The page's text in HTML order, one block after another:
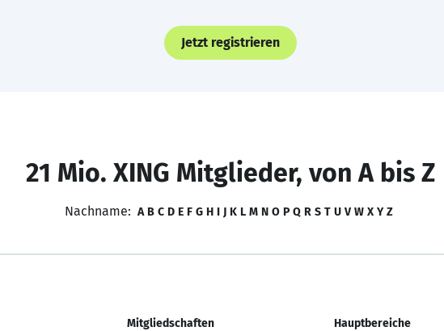
Jetzt registrieren
21 Mio. XING Mitglieder, von A bis Z
Nachname: A B C D E F G H I J K L M N O P Q R S T U V W X Y Z
Mitgliedschaften Hauptbereiche